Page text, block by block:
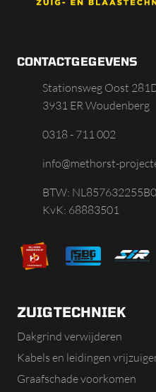
CONTACTGEGEVENS
Stationsweg Oost
3931 ER Woudenberg
0318 - 711 002
info@methorst-
BTW:
KvK: 68883501
ZUIGTECHNIEK
Dakgrind verwijderen
Kabels en leidingen
Graafschade voorkomen